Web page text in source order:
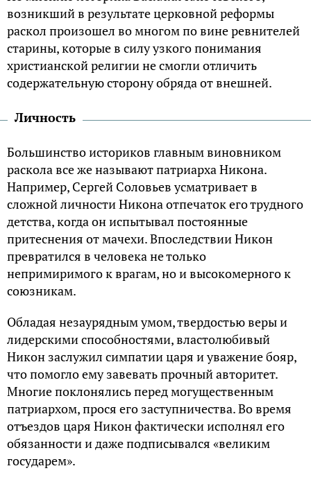
возникший в результате церковной реформы
раскол произошел во многом по вине ревнителей
старины, которые в силу узкого понимания
христианской религии не смогли отличить
содержательную сторону обряда от внешней.
Личность
Большинство историков главным виновником
раскола все же называют патриарха Никона.
Например, Сергей Соловьев усматривает в
сложной личности Никона отпечаток его трудного
детства, когда он испытывал постоянные
притеснения от мачехи. Впоследствии Никон
превратился в человека не только
непримиримого к врагам, но и высокомерного к
союзникам.
Обладая незаурядным умом, твердостью веры и
лидерскими способностями, властолюбивый
Никон заслужил симпатии царя и уважение бояр,
что помогло ему завевать прочный авторитет.
Многие поклонялись перед могущественным
патриархом, прося его заступничества. Во время
отъездов царя Никон фактически исполнял его
обязанности и даже подписывался «великим
государем».